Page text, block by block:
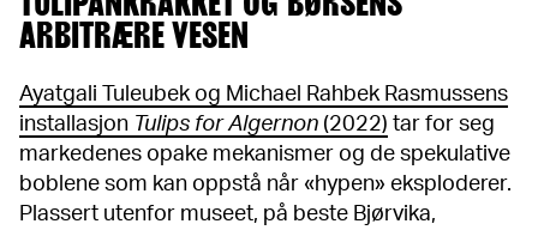
ARBITRÆRE VESEN
Ayatgali Tuleubek og Michael Rahbek Rasmussens
installasjon Tulips for Algernon (2022) tar for seg
markedenes opake mekanismer og de spekulative
boblene som kan oppstå når «hypen» eksploderer.
Plassert utenfor museet, på beste Bjørvika,